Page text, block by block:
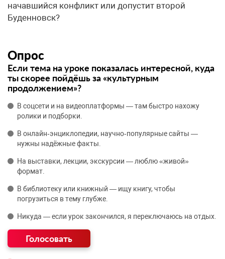
начавшийся конфликт или допустит второй
Буденновск?
Опрос
Если тема на уроке показалась интересной, куда
ты скорее пойдёшь за «культурным
продолжением»?
В соцсети и на видеоплатформы — там быстро нахожу
ролики и подборки.
В онлайн‑энциклопедии, научно‑популярные сайты —
нужны надёжные факты.
На выставки, лекции, экскурсии — люблю «живой»
формат.
В библиотеку или книжный — ищу книгу, чтобы
погрузиться в тему глубже.
Никуда — если урок закончился, я переключаюсь на отдых.